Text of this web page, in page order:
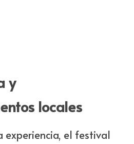
y
locales
experiencia, el festival